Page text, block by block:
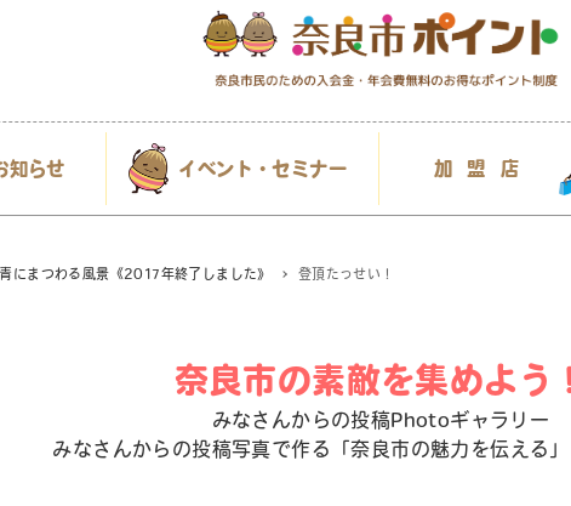
知らせ イベント・セミナー 加盟店
にまつわる風景《2017年終了しました》 登頂たっせい！
奈良市の素敵を集めよう
みなさんからの投稿Photoギャラリー
みなさんからの投稿写真で作る「奈良市の魅力を伝える」